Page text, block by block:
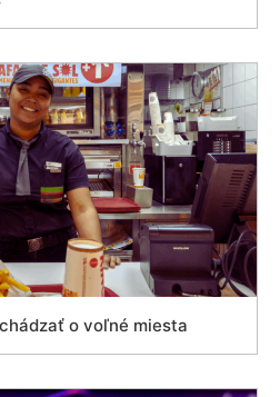
o voľné miesta